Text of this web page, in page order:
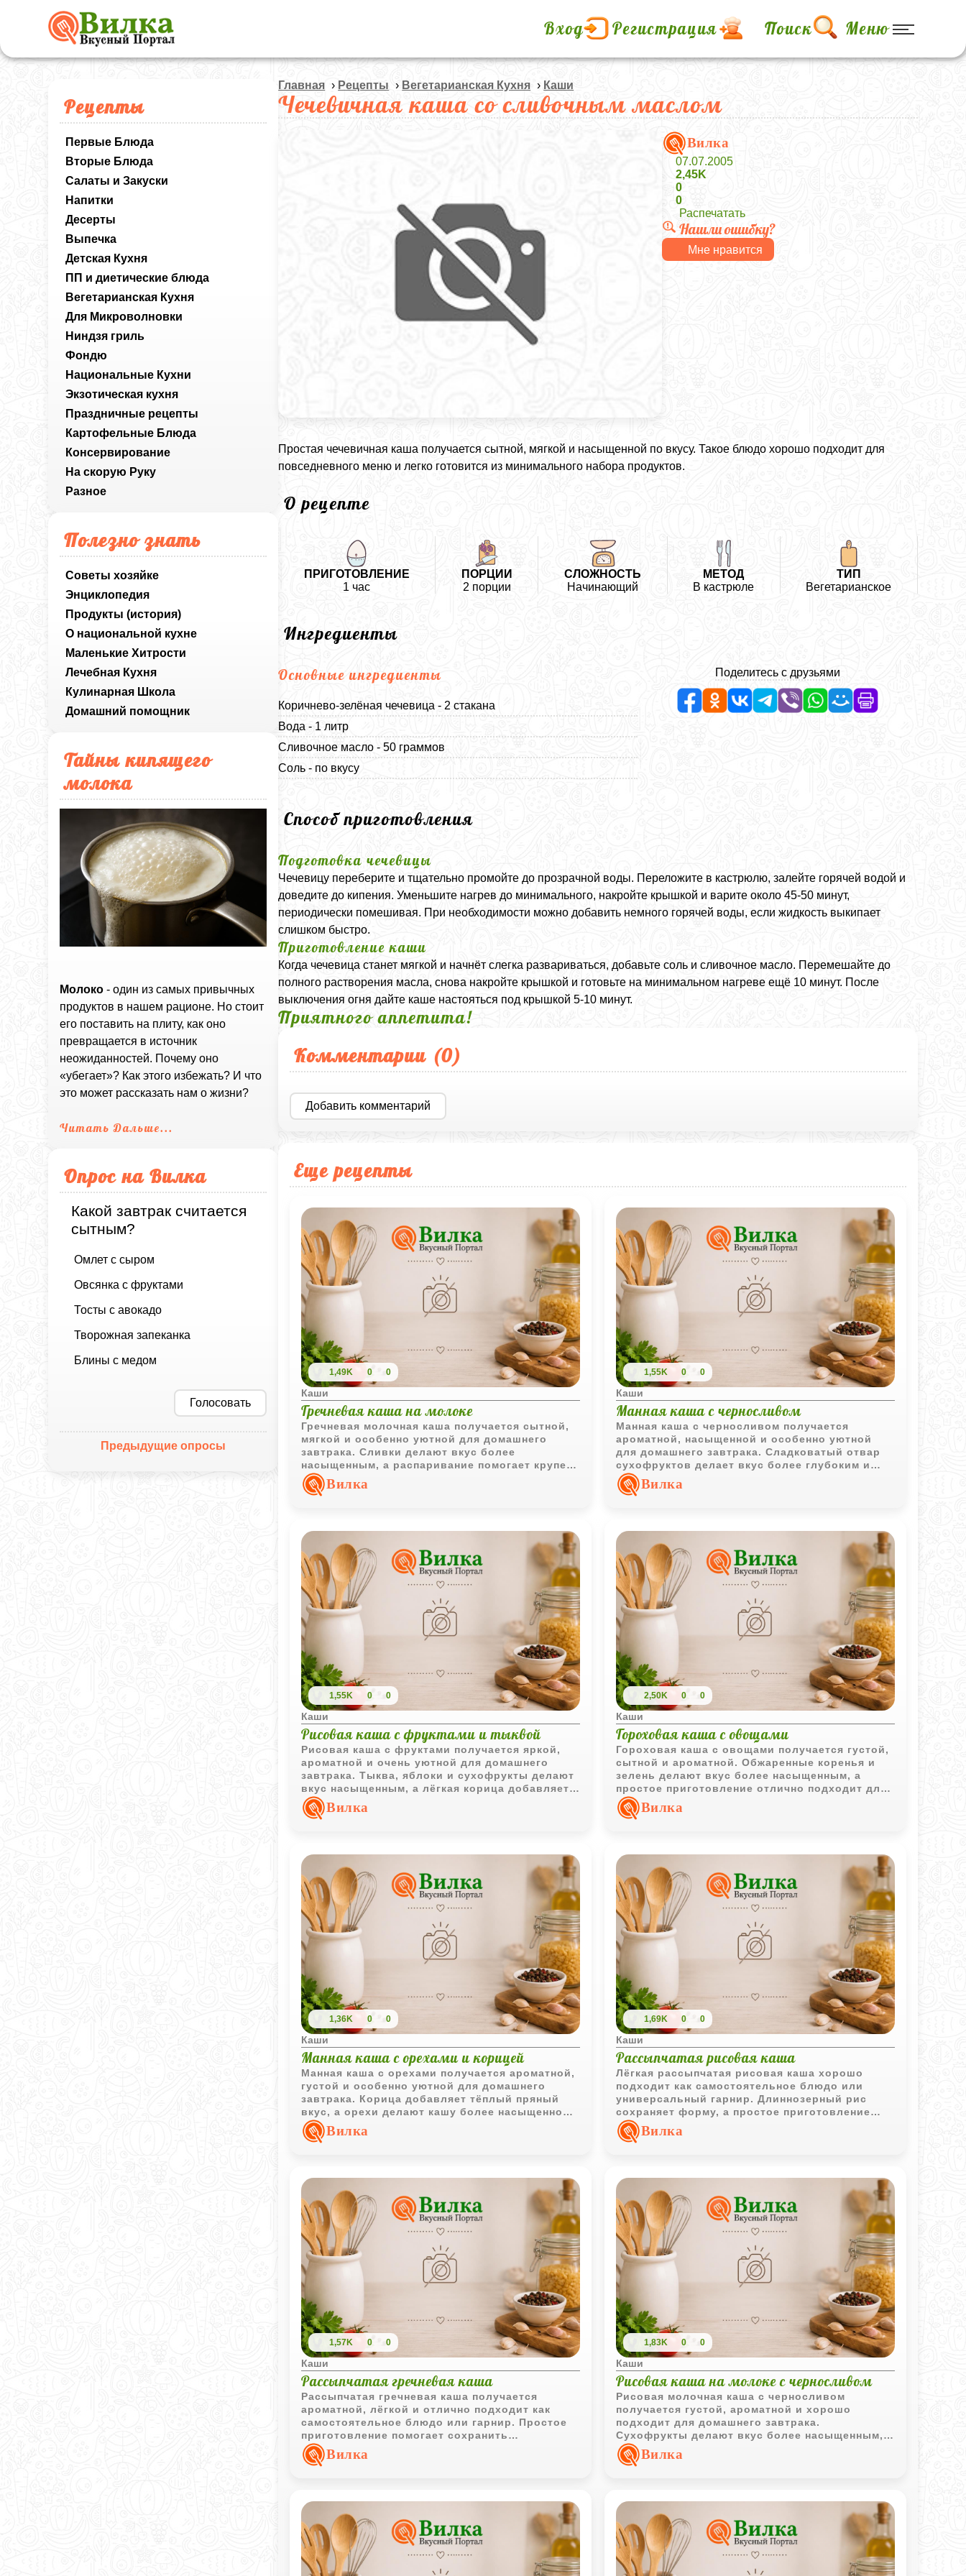
Вход Регистрация Поиск Меню
Рецепты
Первые Блюда
Вторые Блюда
Салаты и Закуски
Напитки
Десерты
Выпечка
Детская Кухня
ПП и диетические блюда
Вегетарианская Кухня
Для Микроволновки
Ниндзя гриль
Фондю
Национальные Кухни
Экзотическая кухня
Праздничные рецепты
Картофельные Блюда
Консервирование
На скорую Руку
Разное
Полезно знать
Советы хозяйке
Энциклопедия
Продукты (история)
О национальной кухне
Маленькие Хитрости
Лечебная Кухня
Кулинарная Школа
Домашний помощник
Тайны кипящего
молока
Молоко - один из самых привычных
продуктов в нашем рационе. Но стоит
его поставить на плиту, как оно
превращается в источник
неожиданностей. Почему оно
«убегает»? Как этого избежать? И что
это может рассказать нам о жизни?
Читать Дальше...
Опрос на Вилка
Какой завтрак считается
сытным?
Омлет с сыром
Овсянка с фруктами
Тосты с авокадо
Творожная запеканка
Блины с медом
Голосовать
Предыдущие опросы
Главная › Рецепты › Вегетарианская Кухня › Каши
Чечевичная каша со сливочным маслом
Вилка
07.07.2005
2,45K
0
0
Распечатать
Нашли ошибку?
Мне нравится
Простая чечевичная каша получается сытной, мягкой и насыщенной по вкусу. Такое блюдо хорошо подходит для
повседневного меню и легко готовится из минимального набора продуктов.
О рецепте
ПРИГОТОВЛЕНИЕ
1 час
ПОРЦИИ
2 порции
СЛОЖНОСТЬ
Начинающий
МЕТОД
В кастрюле
ТИП
Вегетарианское
Ингредиенты
Основные ингредиенты
Коричнево-зелёная чечевица - 2 стакана
Вода - 1 литр
Сливочное масло - 50 граммов
Соль - по вкусу
Поделитесь с друзьями
Способ приготовления
Подготовка чечевицы
Чечевицу переберите и тщательно промойте до прозрачной воды. Переложите в кастрюлю, залейте горячей водой и
доведите до кипения. Уменьшите нагрев до минимального, накройте крышкой и варите около 45-50 минут,
периодически помешивая. При необходимости можно добавить немного горячей воды, если жидкость выкипает
слишком быстро.
Приготовление каши
Когда чечевица станет мягкой и начнёт слегка развариваться, добавьте соль и сливочное масло. Перемешайте до
полного растворения масла, снова накройте крышкой и готовьте на минимальном нагреве ещё 10 минут. После
выключения огня дайте каше настояться под крышкой 5-10 минут.
Приятного аппетита!
Комментарии (0)
Добавить комментарий
Еще рецепты
1,49K 0 0
Каши
Гречневая каша на молоке
Гречневая молочная каша получается сытной,
мягкой и особенно уютной для домашнего
завтрака. Сливки делают вкус более
насыщенным, а распаривание помогает крупе
стать ещё ароматнее.
Вилка
1,55K 0 0
Каши
Манная каша с черносливом
Манная каша с черносливом получается
ароматной, насыщенной и особенно уютной
для домашнего завтрака. Сладковатый отвар
сухофруктов делает вкус более глубоким и
мягким.Вилка
1,55K 0 0
Каши
Рисовая каша с фруктами и тыквой
Рисовая каша с фруктами получается яркой,
ароматной и очень уютной для домашнего
завтрака. Тыква, яблоки и сухофрукты делают
вкус насыщенным, а лёгкая корица добавляет
тёплый пряный оттенок.
Вилка
2,50K 0 0
Каши
Гороховая каша с овощами
Гороховая каша с овощами получается густой,
сытной и ароматной. Обжаренные коренья и
зелень делают вкус более насыщенным, а
простое приготовление отлично подходит для
домашнего обеда.
Вилка
1,36K 0 0
Каши
Манная каша с орехами и корицей
Манная каша с орехами получается ароматной,
густой и особенно уютной для домашнего
завтрака. Корица добавляет тёплый пряный
вкус, а орехи делают кашу более насыщенной
и сытной.
Вилка
1,69K 0 0
Каши
Рассыпчатая рисовая каша
Лёгкая рассыпчатая рисовая каша хорошо
подходит как самостоятельное блюдо или
универсальный гарнир. Длиннозерный рис
сохраняет форму, а простое приготовление
делает рецепт удобным для ежедневного меню.
Вилка
1,57K 0 0
Каши
Рассыпчатая гречневая каша
Рассыпчатая гречневая каша получается
ароматной, лёгкой и отлично подходит как
самостоятельное блюдо или гарнир. Простое
приготовление помогает сохранить
естественный вкус крупы и приятную текстуру.
Вилка
1,83K 0 0
Каши
Рисовая каша на молоке с черносливом
Рисовая молочная каша с черносливом
получается густой, ароматной и хорошо
подходит для домашнего завтрака.
Сухофрукты делают вкус более насыщенным, а
упревание в духовке придаёт каше особенно
приятную текстуру.
Вилка